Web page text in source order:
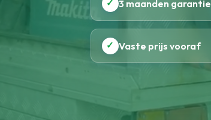
✓ 3 maanden garantie
✓ Vaste prijs vooraf